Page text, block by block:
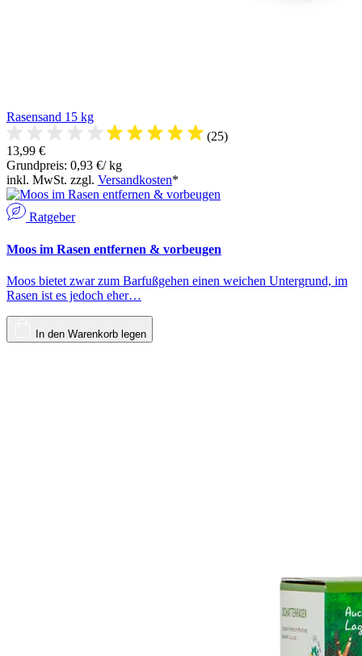
Rasensand 15 kg
(25)
13,99 €
Grundpreis: 0,93 €/ kg
inkl. MwSt. zzgl. Versandkosten*
Ratgeber
Moos im Rasen entfernen & vorbeugen
Moos bietet zwar zum Barfußgehen einen weichen Untergrund, im
Rasen ist es jedoch eher…
In den Warenkorb legen